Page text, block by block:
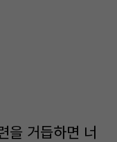
을 거듭하면 너